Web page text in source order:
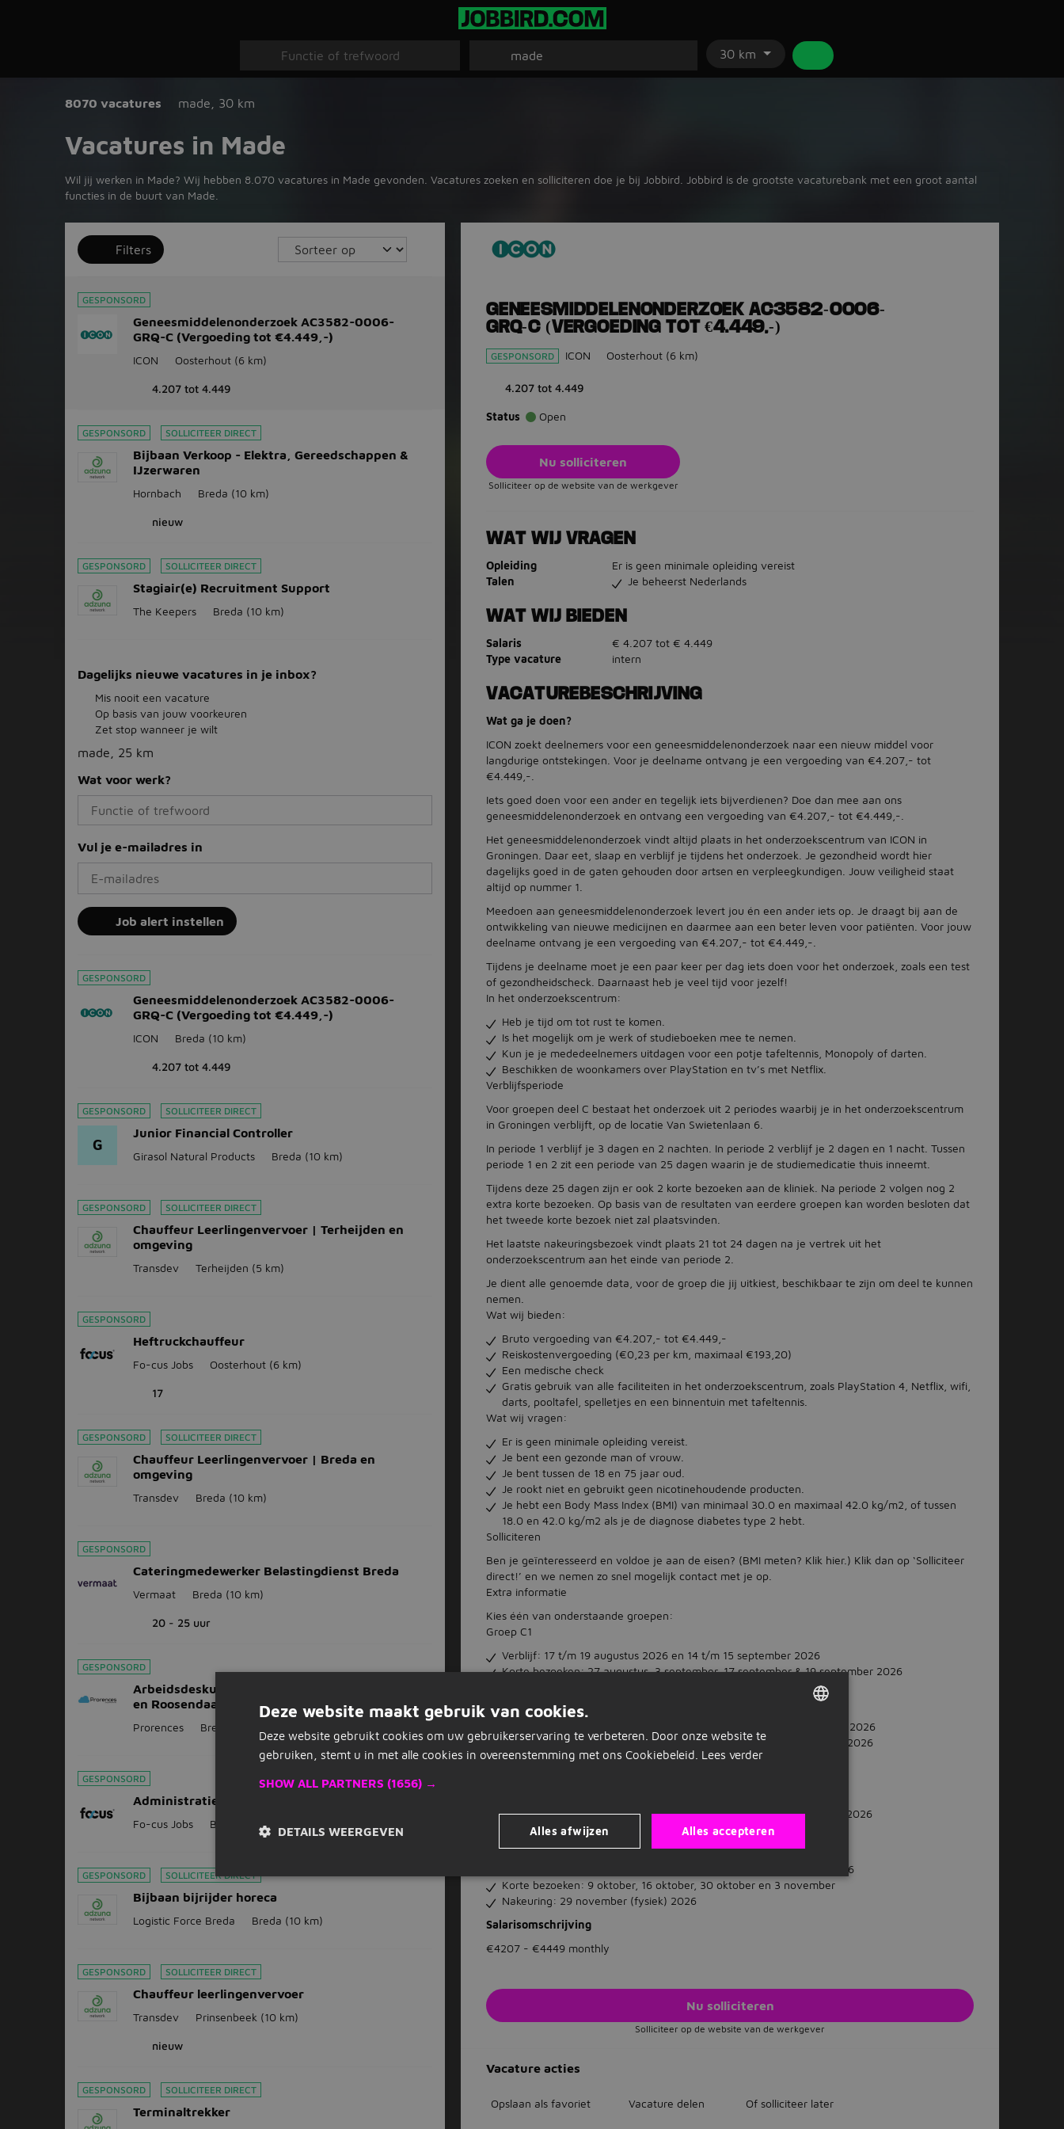
30 km
8070 vacatures made 30 km
Vacatures in Made
Wil jij werken in Made? Wij hebben 8.070 vacatures in Made gevonden. Vacatures zoeken en solliciteren doe je bij Jobbird. Jobbird is de grootste vacaturebank met een groot aantal
functies in de buurt van Made.
Filters
GESPONSORD
Geneesmiddelenonderzoek AC3582-0006-
GRQ-C (Vergoeding tot €4.449,-)
ICON Oosterhout (6 km)
4.207 tot 4.449
GESPONSORD SOLLICITEER DIRECT
Bijbaan Verkoop - Elektra, Gereedschappen &
IJzerwaren
Hornbach Breda (10 km)
nieuw
GESPONSORD SOLLICITEER DIRECT
Stagiair(e) Recruitment Support
The Keepers Breda (10 km)
Dagelijks nieuwe vacatures in je inbox?
Mis nooit een vacature
Op basis van jouw voorkeuren
Zet stop wanneer je wilt
made, 25 km
Wat voor werk?
Vul je e-mailadres in
Job alert instellen
GESPONSORD
Geneesmiddelenonderzoek AC3582-0006-
GRQ-C (Vergoeding tot €4.449,-)
ICON Breda (10 km)
4.207 tot 4.449
GESPONSORD SOLLICITEER DIRECT
G
Junior Financial Controller
Girasol Natural Products Breda (10 km)
GESPONSORD SOLLICITEER DIRECT
Chauffeur Leerlingenvervoer | Terheijden en
omgeving
Transdev Terheijden (5 km)
GESPONSORD
Heftruckchauffeur
Fo-cus Jobs Oosterhout (6 km)
17
GESPONSORD SOLLICITEER DIRECT
Chauffeur Leerlingenvervoer | Breda en
omgeving
Transdev Breda (10 km)
GESPONSORD
Cateringmedewerker Belastingdienst Breda
Vermaat Breda (10 km)
20 - 25 uur
GESPONSORD
Arbeidsdeskundige - regio Rotterdam, Breda
en Roosendaal
Prorences Breda
GESPONSORD
Administratief medewerker
Fo-cus Jobs Breda (10 km)
GESPONSORD SOLLICITEER DIRECT
Bijbaan bijrijder horeca
Logistic Force Breda Breda (10 km)
GESPONSORD SOLLICITEER DIRECT
Chauffeur leerlingenvervoer
Transdev Prinsenbeek (10 km)
nieuw
GESPONSORD SOLLICITEER DIRECT
Terminaltrekker
GENEESMIDDELENONDERZOEK AC3582-0006-
GRQ-C (VERGOEDING TOT €4.449,-)
GESPONSORD ICON Oosterhout (6 km)
4.207 tot 4.449
Status Open
Nu solliciteren
Solliciteer op de website van de werkgever
WAT WIJ VRAGEN
Opleiding
Er is geen minimale opleiding vereist
Talen
Je beheerst Nederlands
WAT WIJ BIEDEN
Salaris
€ 4.207 tot € 4.449
Type vacature
intern
VACATUREBESCHRIJVING
Wat ga je doen?
ICON zoekt deelnemers voor een geneesmiddelenonderzoek naar een nieuw middel voor
langdurige ontstekingen. Voor je deelname ontvang je een vergoeding van €4.207,- tot
€4.449,-.
Iets goed doen voor een ander en tegelijk iets bijverdienen? Doe dan mee aan ons
geneesmiddelenonderzoek en ontvang een vergoeding van €4.207,- tot €4.449,-.
Het geneesmiddelenonderzoek vindt altijd plaats in het onderzoekscentrum van ICON in
Groningen. Daar eet, slaap en verblijf je tijdens het onderzoek. Je gezondheid wordt hier
dagelijks goed in de gaten gehouden door artsen en verpleegkundigen. Jouw veiligheid staat
altijd op nummer 1.
Meedoen aan geneesmiddelenonderzoek levert jou én een ander iets op. Je draagt bij aan de
ontwikkeling van nieuwe medicijnen en daarmee aan een beter leven voor patiënten. Voor jouw
deelname ontvang je een vergoeding van €4.207,- tot €4.449,-.
Tijdens je deelname moet je een paar keer per dag iets doen voor het onderzoek, zoals een test
of gezondheidscheck. Daarnaast heb je veel tijd voor jezelf!
In het onderzoekscentrum:
Heb je tijd om tot rust te komen.
Is het mogelijk om je werk of studieboeken mee te nemen.
Kun je je mededeelnemers uitdagen voor een potje tafeltennis, Monopoly of darten.
Beschikken de woonkamers over PlayStation en tv’s met Netflix.
Verblijfsperiode
Voor groepen deel C bestaat het onderzoek uit 2 periodes waarbij je in het onderzoekscentrum
in Groningen verblijft, op de locatie Van Swietenlaan 6.
In periode 1 verblijf je 3 dagen en 2 nachten. In periode 2 verblijf je 2 dagen en 1 nacht. Tussen
periode 1 en 2 zit een periode van 25 dagen waarin je de studiemedicatie thuis inneemt.
Tijdens deze 25 dagen zijn er ook 2 korte bezoeken aan de kliniek. Na periode 2 volgen nog 2
extra korte bezoeken. Op basis van de resultaten van eerdere groepen kan worden besloten dat
het tweede korte bezoek niet zal plaatsvinden.
Het laatste nakeuringsbezoek vindt plaats 21 tot 24 dagen na je vertrek uit het
onderzoekscentrum aan het einde van periode 2.
Je dient alle genoemde data, voor de groep die jij uitkiest, beschikbaar te zijn om deel te kunnen
nemen.
Wat wij bieden:
Bruto vergoeding van €4.207,- tot €4.449,-
Reiskostenvergoeding (€0,23 per km, maximaal €193,20)
Een medische check
Gratis gebruik van alle faciliteiten in het onderzoekscentrum, zoals PlayStation 4, Netflix, wifi,
darts, pooltafel, spelletjes en een binnentuin met tafeltennis.
Wat wij vragen:
Er is geen minimale opleiding vereist.
Je bent een gezonde man of vrouw.
Je bent tussen de 18 en 75 jaar oud.
Je rookt niet en gebruikt geen nicotinehoudende producten.
Je hebt een Body Mass Index (BMI) van minimaal 30.0 en maximaal 42.0 kg/m2, of tussen
18.0 en 42.0 kg/m2 als je de diagnose diabetes type 2 hebt.
Solliciteren
Ben je geïnteresseerd en voldoe je aan de eisen? (BMI meten? Klik hier.) Klik dan op ‘Solliciteer
direct!’ en we nemen zo snel mogelijk contact met je op.
Extra informatie
Kies één van onderstaande groepen:
Groep C1
Verblijf: 17 t/m 19 augustus 2026 en 14 t/m 15 september 2026
Korte bezoeken: 27 augustus, 3 september, 17 september & 19 september 2026
Verblijf: 31 augustus t/m 2 september 2026 en 28 t/m 29 september 2026
Korte bezoeken: 10 september, 17 september, 1 oktober & 3 oktober 2026
Nakeuring: tussen 20 en 23 oktober 2026
Korte bezoeken: 27 september, 4 oktober, 18 oktober en 22 oktober 2026
Nakeuring: 6 november (fysiek) 2026
Groep C4
Verblijf: 29 september t/m 1 oktober 2026 en 27 t/m 28 oktober 2026
Korte bezoeken: 9 oktober, 16 oktober, 30 oktober en 3 november
Nakeuring: 29 november (fysiek) 2026
Salarisomschrijving
€4207 - €4449 monthly
Nu solliciteren
Solliciteer op de website van de werkgever
Vacature acties
Opslaan als favoriet Vacature delen Of solliciteer later
Deze website maakt gebruik van cookies.
Deze website gebruikt cookies om uw gebruikerservaring te verbeteren. Door onze website te
gebruiken, stemt u in met alle cookies in overeenstemming met ons Cookiebeleid. Lees verder
SHOW ALL PARTNERS (1656) →
Alles accepteren
Alles afwijzen
DETAILS WEERGEVEN